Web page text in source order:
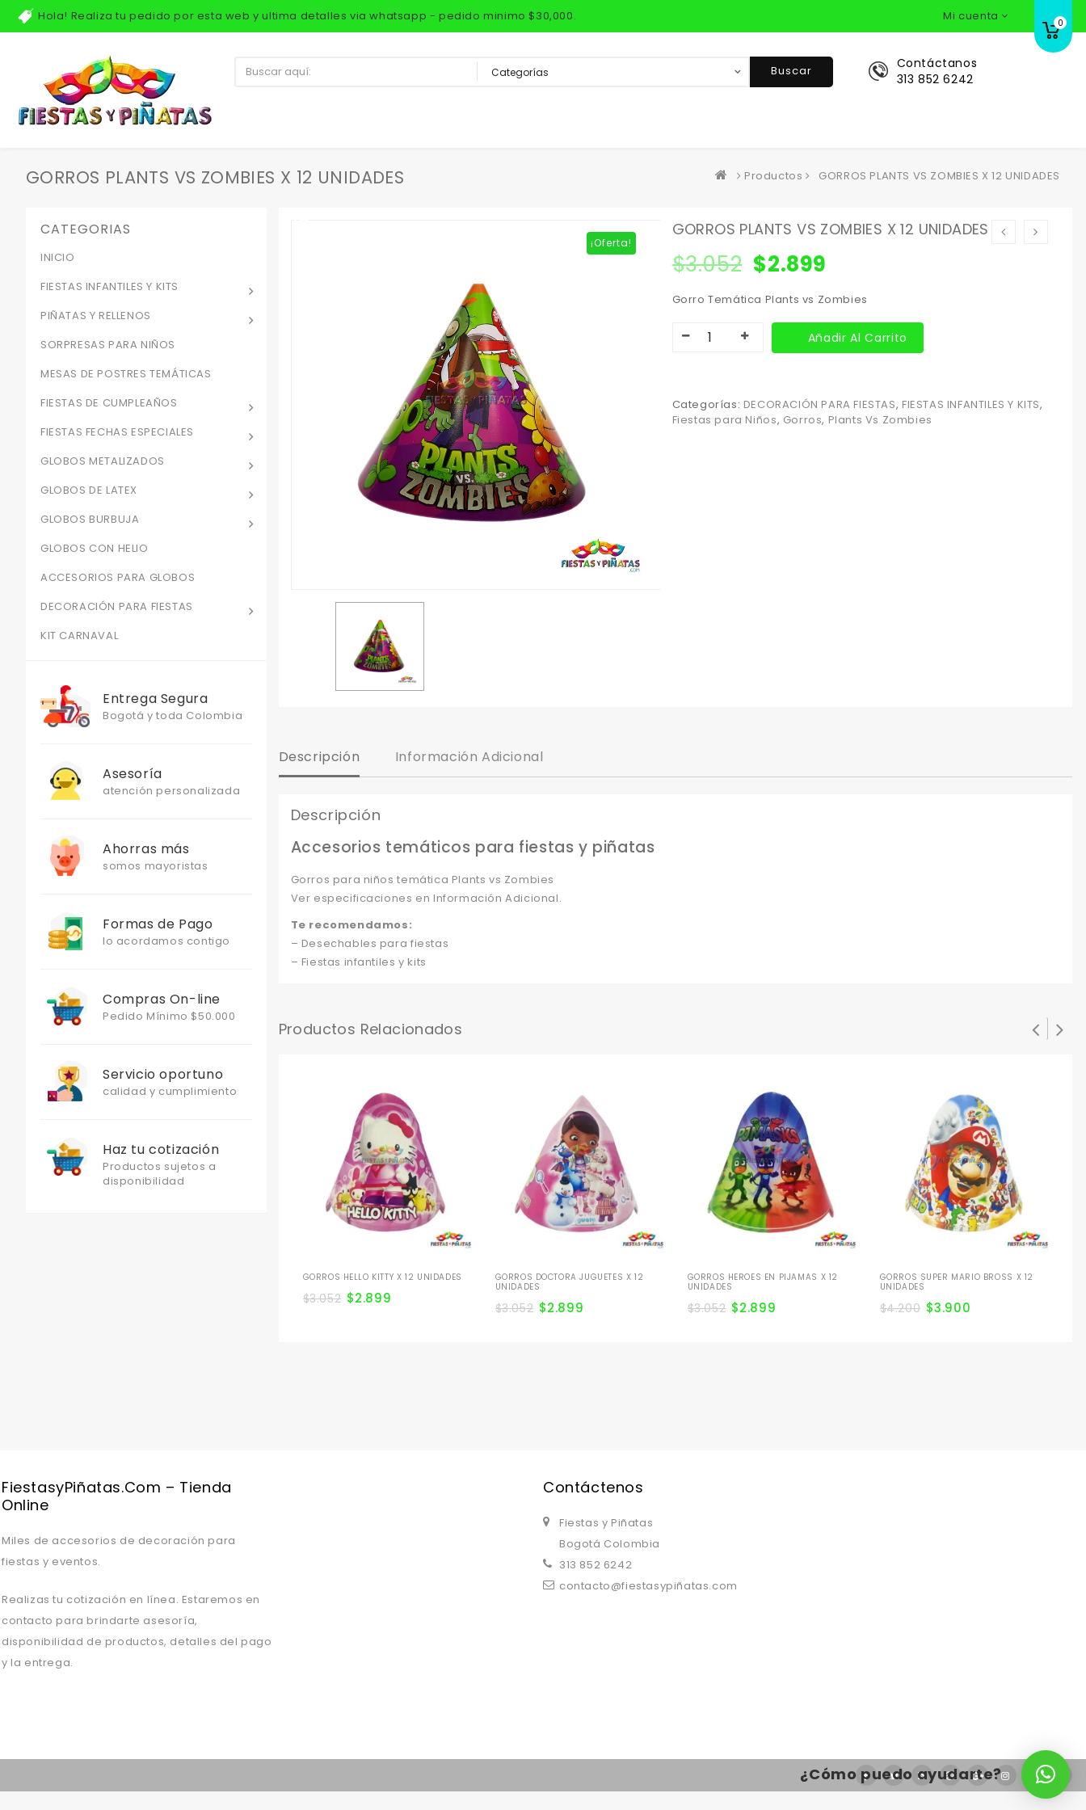
Hola! Realiza tu pedido por esta web y ultima detalles via whatsapp - pedido minimo $30,000. Mi cuenta 0
Contáctanos
313 852 6242
Buscar
GORROS PLANTS VS ZOMBIES X 12 UNIDADES Productos GORROS PLANTS VS ZOMBIES X 12 UNIDADES
¡Oferta!
GORROS PLANTS VS ZOMBIES X 12 UNIDADES
$3.052 $2.899
Gorro Temática Plants vs Zombies
Añadir Al Carrito
Categorías: DECORACIÓN PARA FIESTAS, FIESTAS INFANTILES Y KITS,
Fiestas para Niños, Gorros, Plants Vs Zombies
Descripción Información Adicional
Descripción
Accesorios temáticos para fiestas y piñatas
Gorros para niños temática Plants vs Zombies
Ver especificaciones en Información Adicional.
Te recomendamos:
– Desechables para fiestas
– Fiestas infantiles y kits
Productos Relacionados
GORROS HELLO KITTY X 12 UNIDADES
$3.052 $2.899
GORROS DOCTORA JUGUETES X 12
UNIDADES
$3.052 $2.899
GORROS HEROES EN PIJAMAS X 12
UNIDADES
$3.052 $2.899
GORROS SUPER MARIO BROSS X 12
UNIDADES
$4.200 $3.900
CATEGORIAS
INICIO
FIESTAS INFANTILES Y KITS
PIÑATAS Y RELLENOS
SORPRESAS PARA NIÑOS
MESAS DE POSTRES TEMÁTICAS
FIESTAS DE CUMPLEAÑOS
FIESTAS FECHAS ESPECIALES
GLOBOS METALIZADOS
GLOBOS DE LATEX
GLOBOS BURBUJA
GLOBOS CON HELIO
ACCESORIOS PARA GLOBOS
DECORACIÓN PARA FIESTAS
KIT CARNAVAL
Entrega Segura
Bogotá y toda Colombia
Asesoría
atención personalizada
Ahorras más
somos mayoristas
Formas de Pago
lo acordamos contigo
Compras On-line
Pedido Mínimo $50.000
Servicio oportuno
calidad y cumplimiento
Haz tu cotización
Productos sujetos a
disponibilidad
FiestasyPiñatas.com – Tienda
Online
Miles de accesorios de decoración para
fiestas y eventos.
Realizas tu cotización en línea. Estaremos en
contacto para brindarte asesoría,
disponibilidad de productos, detalles del pago
y la entrega.
Contáctenos
Fiestas y Piñatas
Bogotá Colombia
313 852 6242
contacto@fiestasypiñatas.com
¿Cómo puedo ayudarte?